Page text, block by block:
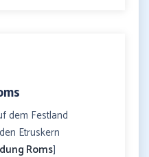
dem Festland
Etruskern
Roms]